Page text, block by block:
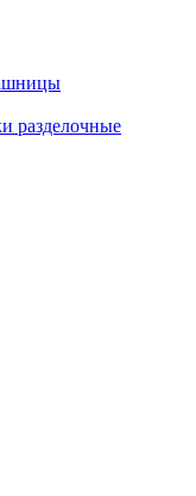
разделочные